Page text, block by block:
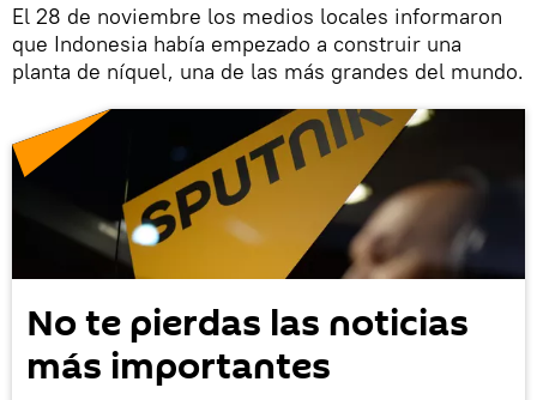
El 28 de noviembre los medios locales informaron
que Indonesia había empezado a construir una
planta de níquel, una de las más grandes del mundo.
No te pierdas las noticias
más importantes